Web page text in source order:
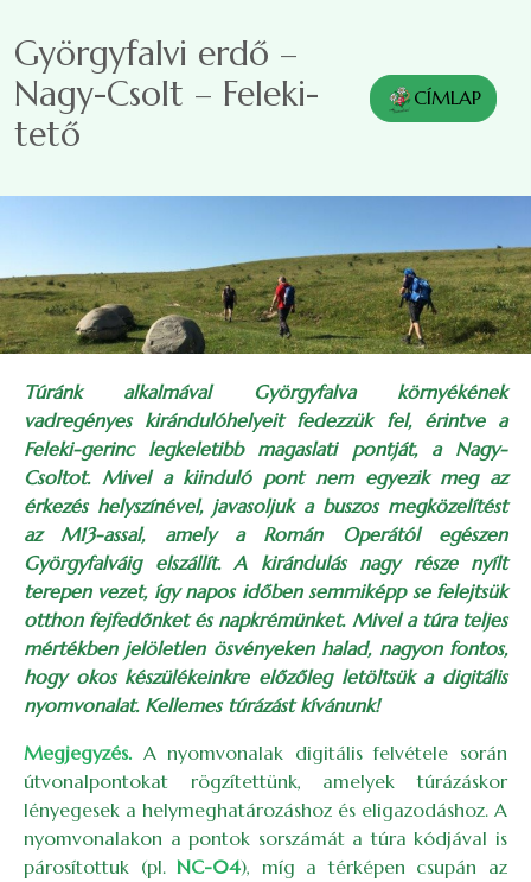
Györgyfalvi erdő –
Nagy-Csolt – Feleki-
tető
CÍMLAP
Túránk alkalmával Györgyfalva környékének
vadregényes kirándulóhelyeit fedezzük fel, érintve a
Feleki-gerinc legkeletibb magaslati pontját, a Nagy-
Csoltot. Mivel a kiinduló pont nem egyezik meg az
érkezés helyszínével, javasoljuk a buszos megközelítést
az M13-assal, amely a Román Operától egészen
Györgyfalváig elszállít. A kirándulás nagy része nyílt
terepen vezet, így napos időben semmiképp se felejtsük
otthon fejfedőnket és napkrémünket. Mivel a túra teljes
mértékben jelöletlen ösvényeken halad, nagyon fontos,
hogy okos készülékeinkre előzőleg letöltsük a digitális
nyomvonalat. Kellemes túrázást kívánunk!
Megjegyzés. A nyomvonalak digitális felvétele során
útvonalpontokat rögzítettünk, amelyek túrázáskor
lényegesek a helymeghatározáshoz és eligazodáshoz. A
nyomvonalakon a pontok sorszámát a túra kódjával is
párosítottuk (pl.NC-04), míg a térképen csupán az